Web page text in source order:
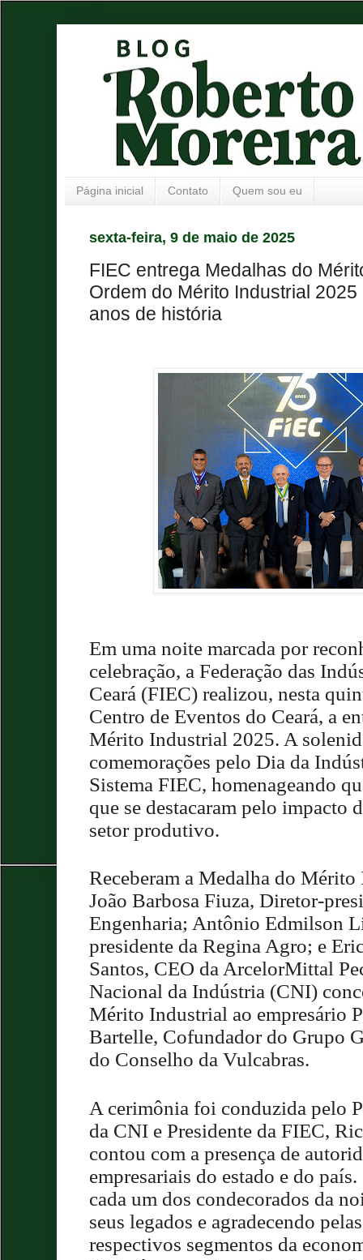
Página inicial Contato Quem sou eu
sexta-feira, 9 de maio de 2025
FIEC entrega Medalhas do
Ordem do Mérito Industrial
anos de história
Em uma noite marcada por
celebração, a Federação das
Ceará (FIEC) realizou, nesta
Centro de Eventos do Ceará, a
Mérito Industrial 2025. A
comemorações pelo Dia da
Sistema FIEC, homenageando
que se destacaram pelo impacto
setor produtivo.
Receberam a Medalha do
João Barbosa Fiuza, Diretor-
Engenharia; Antônio Edmilson
presidente da Regina Agro; e
Santos, CEO da ArcelorMittal
Nacional da Indústria (CNI)
Mérito Industrial ao empresário
Bartelle, Cofundador do Grupo
do Conselho da Vulcabras.
A cerimônia foi conduzida pelo
da CNI e Presidente da FIEC,
contou com a presença de
empresariais do estado e do
cada um dos condecorados da
seus legados e agradecendo
respectivos segmentos da